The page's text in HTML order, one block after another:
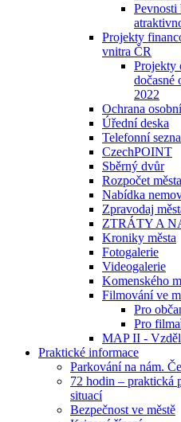
Projekty
vnitra ČR
Projekty
dočasné
2022
Ochrana
Úřední deska
Telefonní
CzechPOINT
Sběrný dvůr
Rozpočet města
Nabídka
Zpravodaj
ZTRÁTY A
Kroniky města
Fotogalerie
Videogalerie
Komenského
Filmování ve
Pro
Pro
MAP II -
Praktické informace
Parkování na nám.
72 hodin – praktická
situací
Bezpečnost ve městě